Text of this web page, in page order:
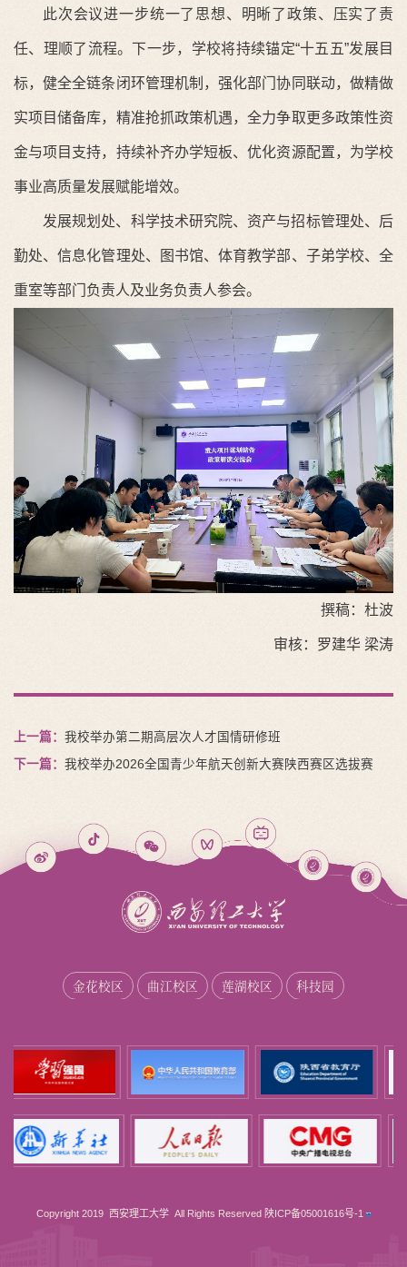
此次会议进一步统一了思想、明晰了政策、压实了责
任、理顺了流程。下一步，学校将持续锚定“十五五”发展目
标，健全全链条闭环管理机制，强化部门协同联动，做精做
实项目储备库，精准抢抓政策机遇，全力争取更多政策性资
金与项目支持，持续补齐办学短板、优化资源配置，为学校
事业高质量发展赋能增效。
发展规划处、科学技术研究院、资产与招标管理处、后
勤处、信息化管理处、图书馆、体育教学部、子弟学校、全
重室等部门负责人及业务负责人参会。
撰稿：杜波
审核：罗建华 梁涛
上一篇： 我校举办第二期高层次人才国情研修班
下一篇： 我校举办2026全国青少年航天创新大赛陕西赛区选拔赛
金花校区 曲江校区 莲湖校区 科技园
Copyright 2019 西安理工大学 All Rights Reserved 陕ICP备05001616号-1